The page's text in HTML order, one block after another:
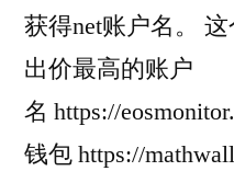
获得net账户名。
出价最高的账户
名 https://
钱包 https://